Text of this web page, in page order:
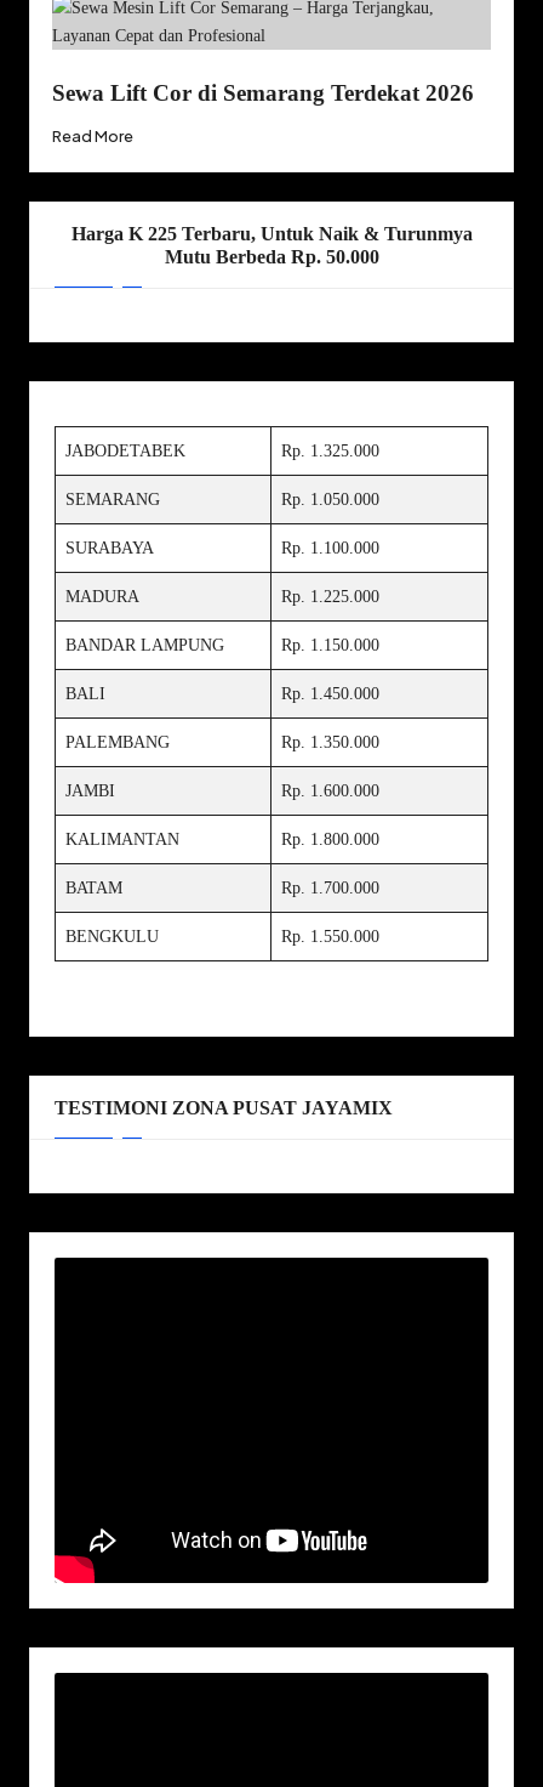
Sewa Lift Cor di Semarang Terdekat 2026
Read More
Harga K 225 Terbaru, Untuk Naik & Turunmya
Mutu Berbeda Rp. 50.000
JABODETABEK Rp. 1.325.000
SEMARANG Rp. 1.050.000
SURABAYA Rp. 1.100.000
MADURA Rp. 1.225.000
BANDAR LAMPUNG Rp. 1.150.000
BALI Rp. 1.450.000
PALEMBANG Rp. 1.350.000
JAMBI Rp. 1.600.000
KALIMANTAN Rp. 1.800.000
BATAM Rp. 1.700.000
BENGKULU Rp. 1.550.000
TESTIMONI ZONA PUSAT JAYAMIX